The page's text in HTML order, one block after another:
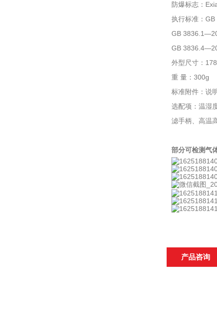
防爆标志：
执行标准：
GB
GB
外型尺寸：
重 量：300g
标准附件：说
选配项：温湿
滤手柄、高温
部分可检测气
产品咨询